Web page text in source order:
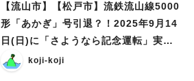
【流山市】【松戸市】流鉄流山線5000
形「あかぎ」号引退？！2025年9月14
日(日)に「さようなら記念運転」実
施！
koji-koji